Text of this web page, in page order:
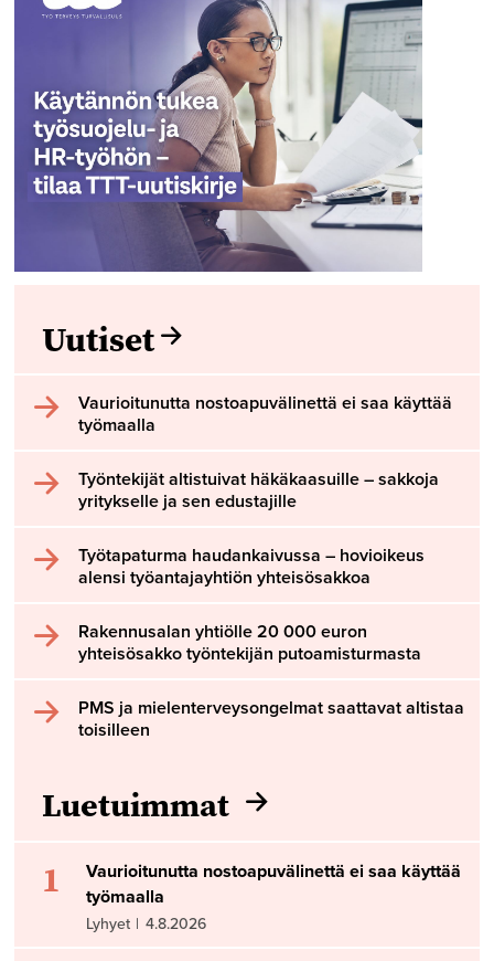
Uutiset
Vaurioitunutta nostoapuvälinettä ei saa käyttää
työmaalla
Työntekijät altistuivat häkäkaasuille – sakkoja
yritykselle ja sen edustajille
Työtapaturma haudankaivussa – hovioikeus
alensi työantajayhtiön yhteisösakkoa
Rakennusalan yhtiölle 20 000 euron
yhteisösakko työntekijän putoamisturmasta
PMS ja mielenterveysongelmat saattavat altistaa
toisilleen
Luetuimmat
1
Vaurioitunutta nostoapuvälinettä ei saa käyttää
työmaalla
Lyhyet | 4.8.2026